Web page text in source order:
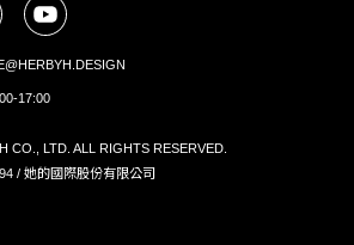
17:00
CO., LTD. ALL RIGHTS RESERVED.
/ 她的國際股份有限公司